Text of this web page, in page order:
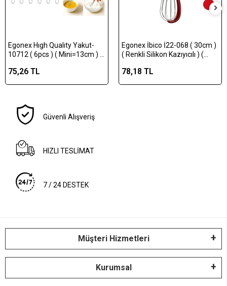
Egonex Hıgh Qualıty Yakut-
10712 ( 6pcs ) ( Mini=13cm ) (
75,26 TL
Egonex İbico İ22-068 ( 30cm )
( Renkli Silikon Kazıyıcılı ) (
( Çırpıcı: 17.5cm + Sap: 12.5cm
78,18 TL
Güvenli Alışveriş
HIZLI TESLİMAT
7 / 24 DESTEK
Müşteri Hizmetleri
Kurumsal